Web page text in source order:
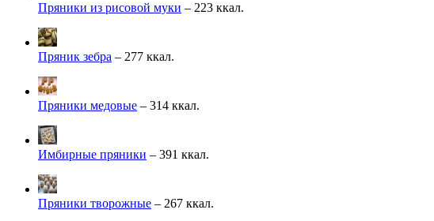
Пряники из рисовой муки – 223 ккал.
Пряник зебра – 277 ккал.
Пряники медовые – 314 ккал.
Имбирные пряники – 391 ккал.
Пряники творожные – 267 ккал.